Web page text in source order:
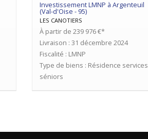
Investissement LMNP à Argenteuil
(Val-d'Oise - 95)
LES CANOTIERS
À partir de 239 976 €*
Livraison : 31 décembre 2024
Fiscalité : LMNP
Type de biens : Résidence services
séniors